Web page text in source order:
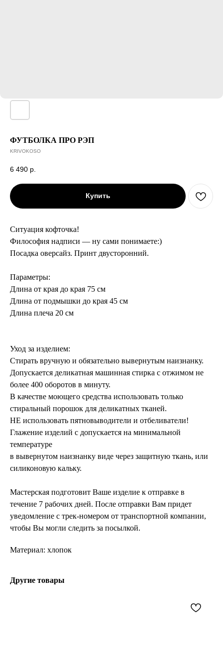
ФУТБОЛКА ПРО РЭП
KRIVOKOSO
6 490 р.
Купить
Ситуация кофточка!
Философия надписи — ну сами понимаете:)
Посадка оверсайз. Принт двусторонний.
Параметры:
Длина от края до края 75 см
Длина от подмышки до края 45 см
Длина плеча 20 см
Уход за изделием:
Стирать вручную и обязательно вывернутым наизнанку.
Допускается деликатная машинная стирка с отжимом не
более 400 оборотов в минуту.
В качестве моющего средства использовать только
стиральный порошок для деликатных тканей.
НЕ использовать пятновыводители и отбеливатели!
Глажение изделий с допускается на минимальной
температуре
в вывернутом наизнанку виде через защитную ткань, или
силиконовую кальку.
Мастерская подготовит Ваше изделие к отправке в
течение 7 рабочих дней. После отправки Вам придет
уведомление с трек-номером от транспортной компании,
чтобы Вы могли следить за посылкой.
Материал: хлопок
Другие товары